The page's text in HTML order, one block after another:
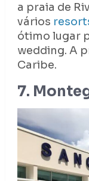
a praia de
vários
ótimo lugar
wedding. A
Caribe.
7.